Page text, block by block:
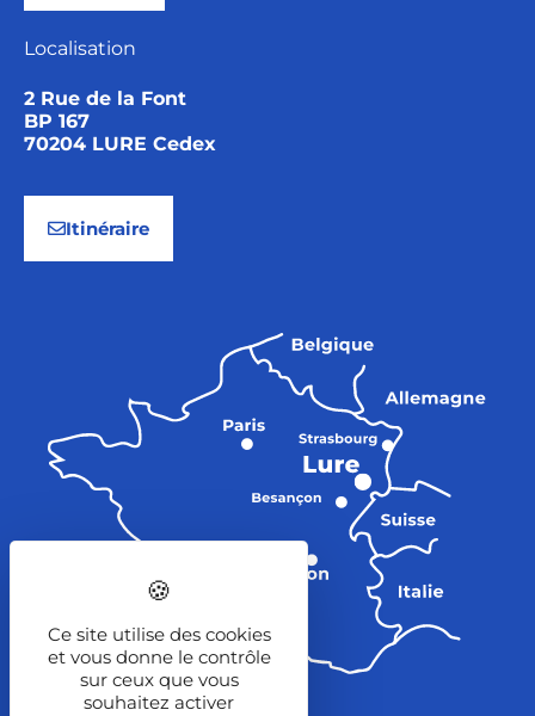
Localisation
2 Rue de la Font
BP 167
70204 LURE Cedex
Itinéraire
Ce site utilise des cookies
et vous donne le contrôle
sur ceux que vous
souhaitez activer